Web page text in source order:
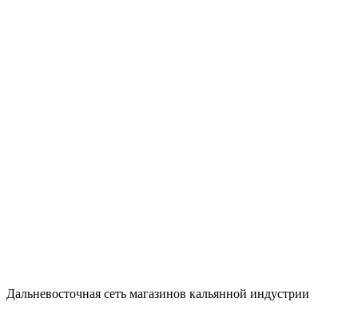
Дальневосточная сеть магазинов кальянной индустрии